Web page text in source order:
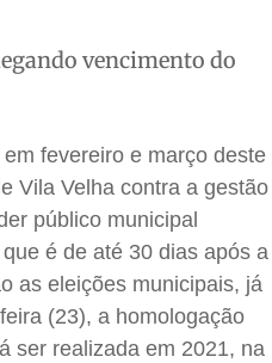
vencimento do
fevereiro e março deste
Vila Velha contra a gestão
público municipal
é de até 30 dias após a
as eleições municipais, já
(23), a homologação
ser realizada em 2021, na